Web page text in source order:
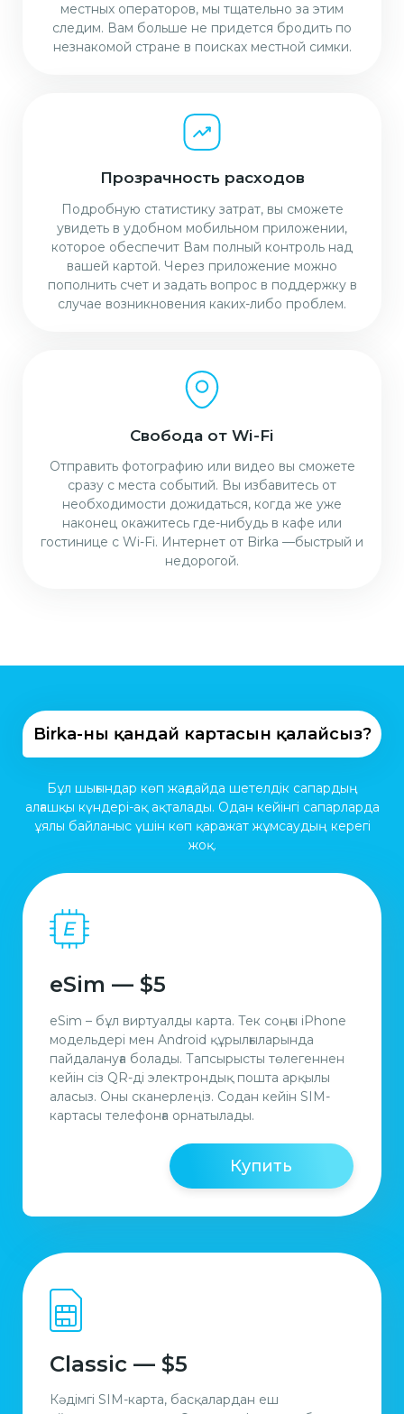
местных операторов, мы тщательно за этим
следим. Вам больше не придется бродить по
незнакомой стране в поисках местной симки.
Прозрачность расходов
Подробную статистику затрат, вы сможете
увидеть в удобном мобильном приложении,
которое обеспечит Вам полный контроль над
вашей картой. Через приложение можно
пополнить счет и задать вопрос в поддержку в
случае возникновения каких-либо проблем.
Свобода от Wi-Fi
Отправить фотографию или видео вы сможете
сразу с места событий. Вы избавитесь от
необходимости дожидаться, когда же уже
наконец окажитесь где-нибудь в кафе или
гостинице с Wi-Fi. Интернет от Birka —быстрый и
недорогой.
Birka-ның қандай картасын қалайсыз?
Бұл шығындар көп жағдайда шетелдік сапардың
алғашқы күндері-ақ ақталады. Одан кейінгі сапарларда
ұялы байланыс үшін көп қаражат жұмсаудың керегі
жоқ.
eSim — $5
eSim – бұл виртуалды карта. Тек соңғы iPhone
модельдері мен Android құрылғыларында
пайдалануға болады. Тапсырысты төлегеннен
кейін сіз QR-ді электрондық пошта арқылы
аласыз. Оны сканерлеңіз. Содан кейiн SIM-
картасы телефонға орнатылады.
Купить
Classic — $5
Кәдімгі SIM-карта, басқалардан еш